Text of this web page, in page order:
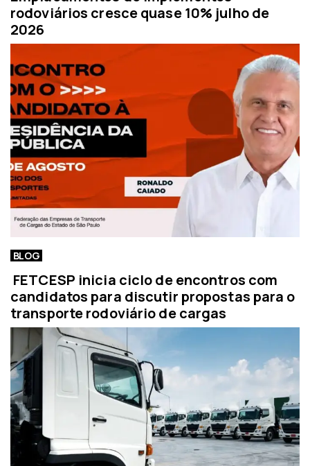
rodoviários cresce quase 10% julho de
2026
BLOG
FETCESP inicia ciclo de encontros com
candidatos para discutir propostas para o
transporte rodoviário de cargas